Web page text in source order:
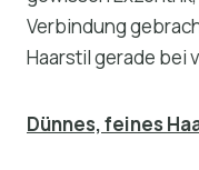
Verbindung
Haarstil gerade bei
Dünnes, feines